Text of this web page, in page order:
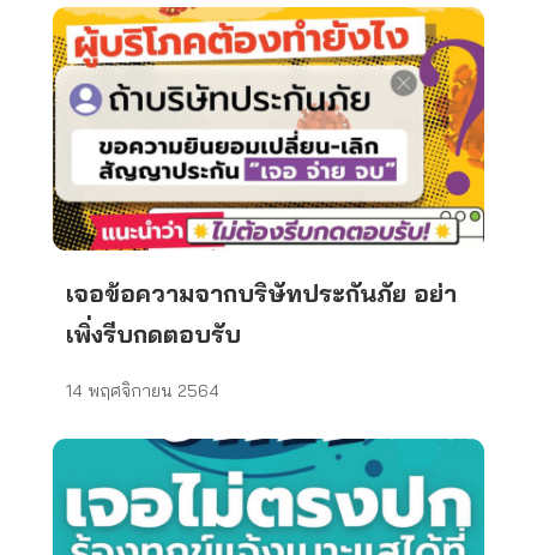
เจอข้อความจากบริษัทประกันภัย อย่า
เพิ่งรีบกดตอบรับ
14 พฤศจิกายน 2564